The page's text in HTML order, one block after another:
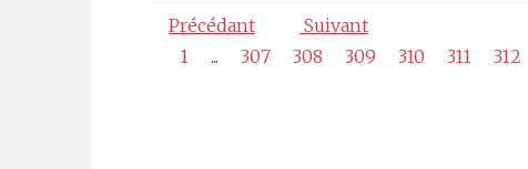
Précédant
Suivant
1
... 307 308 309 310 311 312